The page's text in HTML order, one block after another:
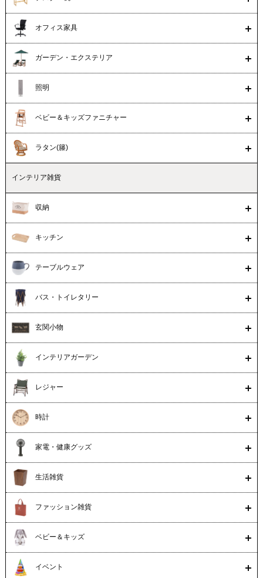
オフィス家具
ガーデン・エクステリア
照明
ベビー＆キッズファニチャー
ラタン(籐)
インテリア雑貨
収納
キッチン
テーブルウェア
バス・トイレタリー
玄関小物
インテリアガーデン
レジャー
時計
家電・健康グッズ
生活雑貨
ファッション雑貨
ベビー＆キッズ
イベント